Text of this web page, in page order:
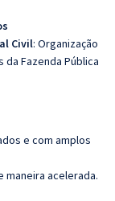
Civil: Organização
Fazenda Pública
e com amplos
maneira acelerada.